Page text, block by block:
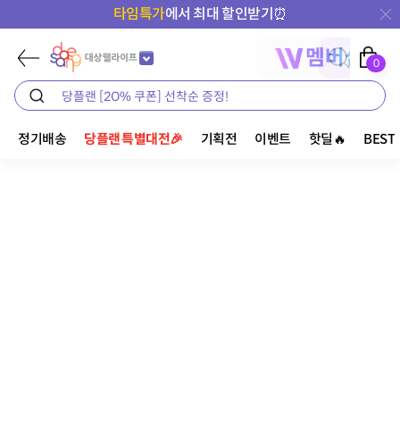
타임특가에서 최대 할인받기⏰
0
정기배송 당플랜 특별대전🎉 기획전 이벤트 핫딜🔥 BEST